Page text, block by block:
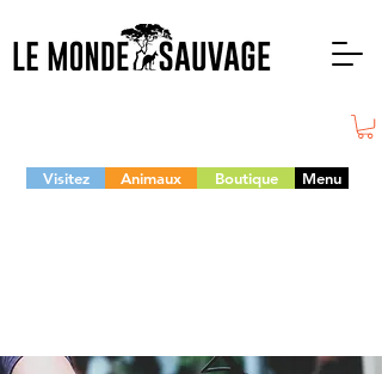
Visitez Animaux Boutique Menu